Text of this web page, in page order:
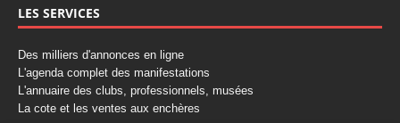
LES SERVICES
Des milliers d'annonces en ligne
L'agenda complet des manifestations
L'annuaire des clubs, professionnels, musées
La cote et les ventes aux enchères